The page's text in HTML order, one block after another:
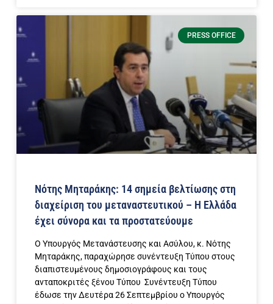
PRESS OFFICE
Νότης Μηταράκης: 14 σημεία βελτίωσης στη
διαχείριση του μεταναστευτικού – Η Ελλάδα
έχει σύνορα και τα προστατεύουμε
Ο Υπουργός Μετανάστευσης και Ασύλου, κ. Νότης
Μηταράκης, παραχώρησε συνέντευξη Τύπου στους
διαπιστευμένους δημοσιογράφους και τους
ανταποκριτές ξένου Τύπου Συνέντευξη Τύπου
έδωσε την Δευτέρα 26 Σεπτεμβρίου ο Υπουργός